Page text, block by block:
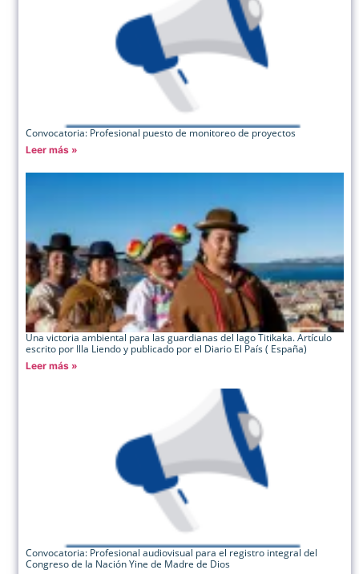
Convocatoria: Profesional puesto de monitoreo de proyectos
Leer más »
Una victoria ambiental para las guardianas del lago Titikaka. Artículo
escrito por Illa Liendo y publicado por el Diario El País ( España)
Leer más »
Convocatoria: Profesional audiovisual para el registro integral del
Congreso de la Nación Yine de Madre de Dios